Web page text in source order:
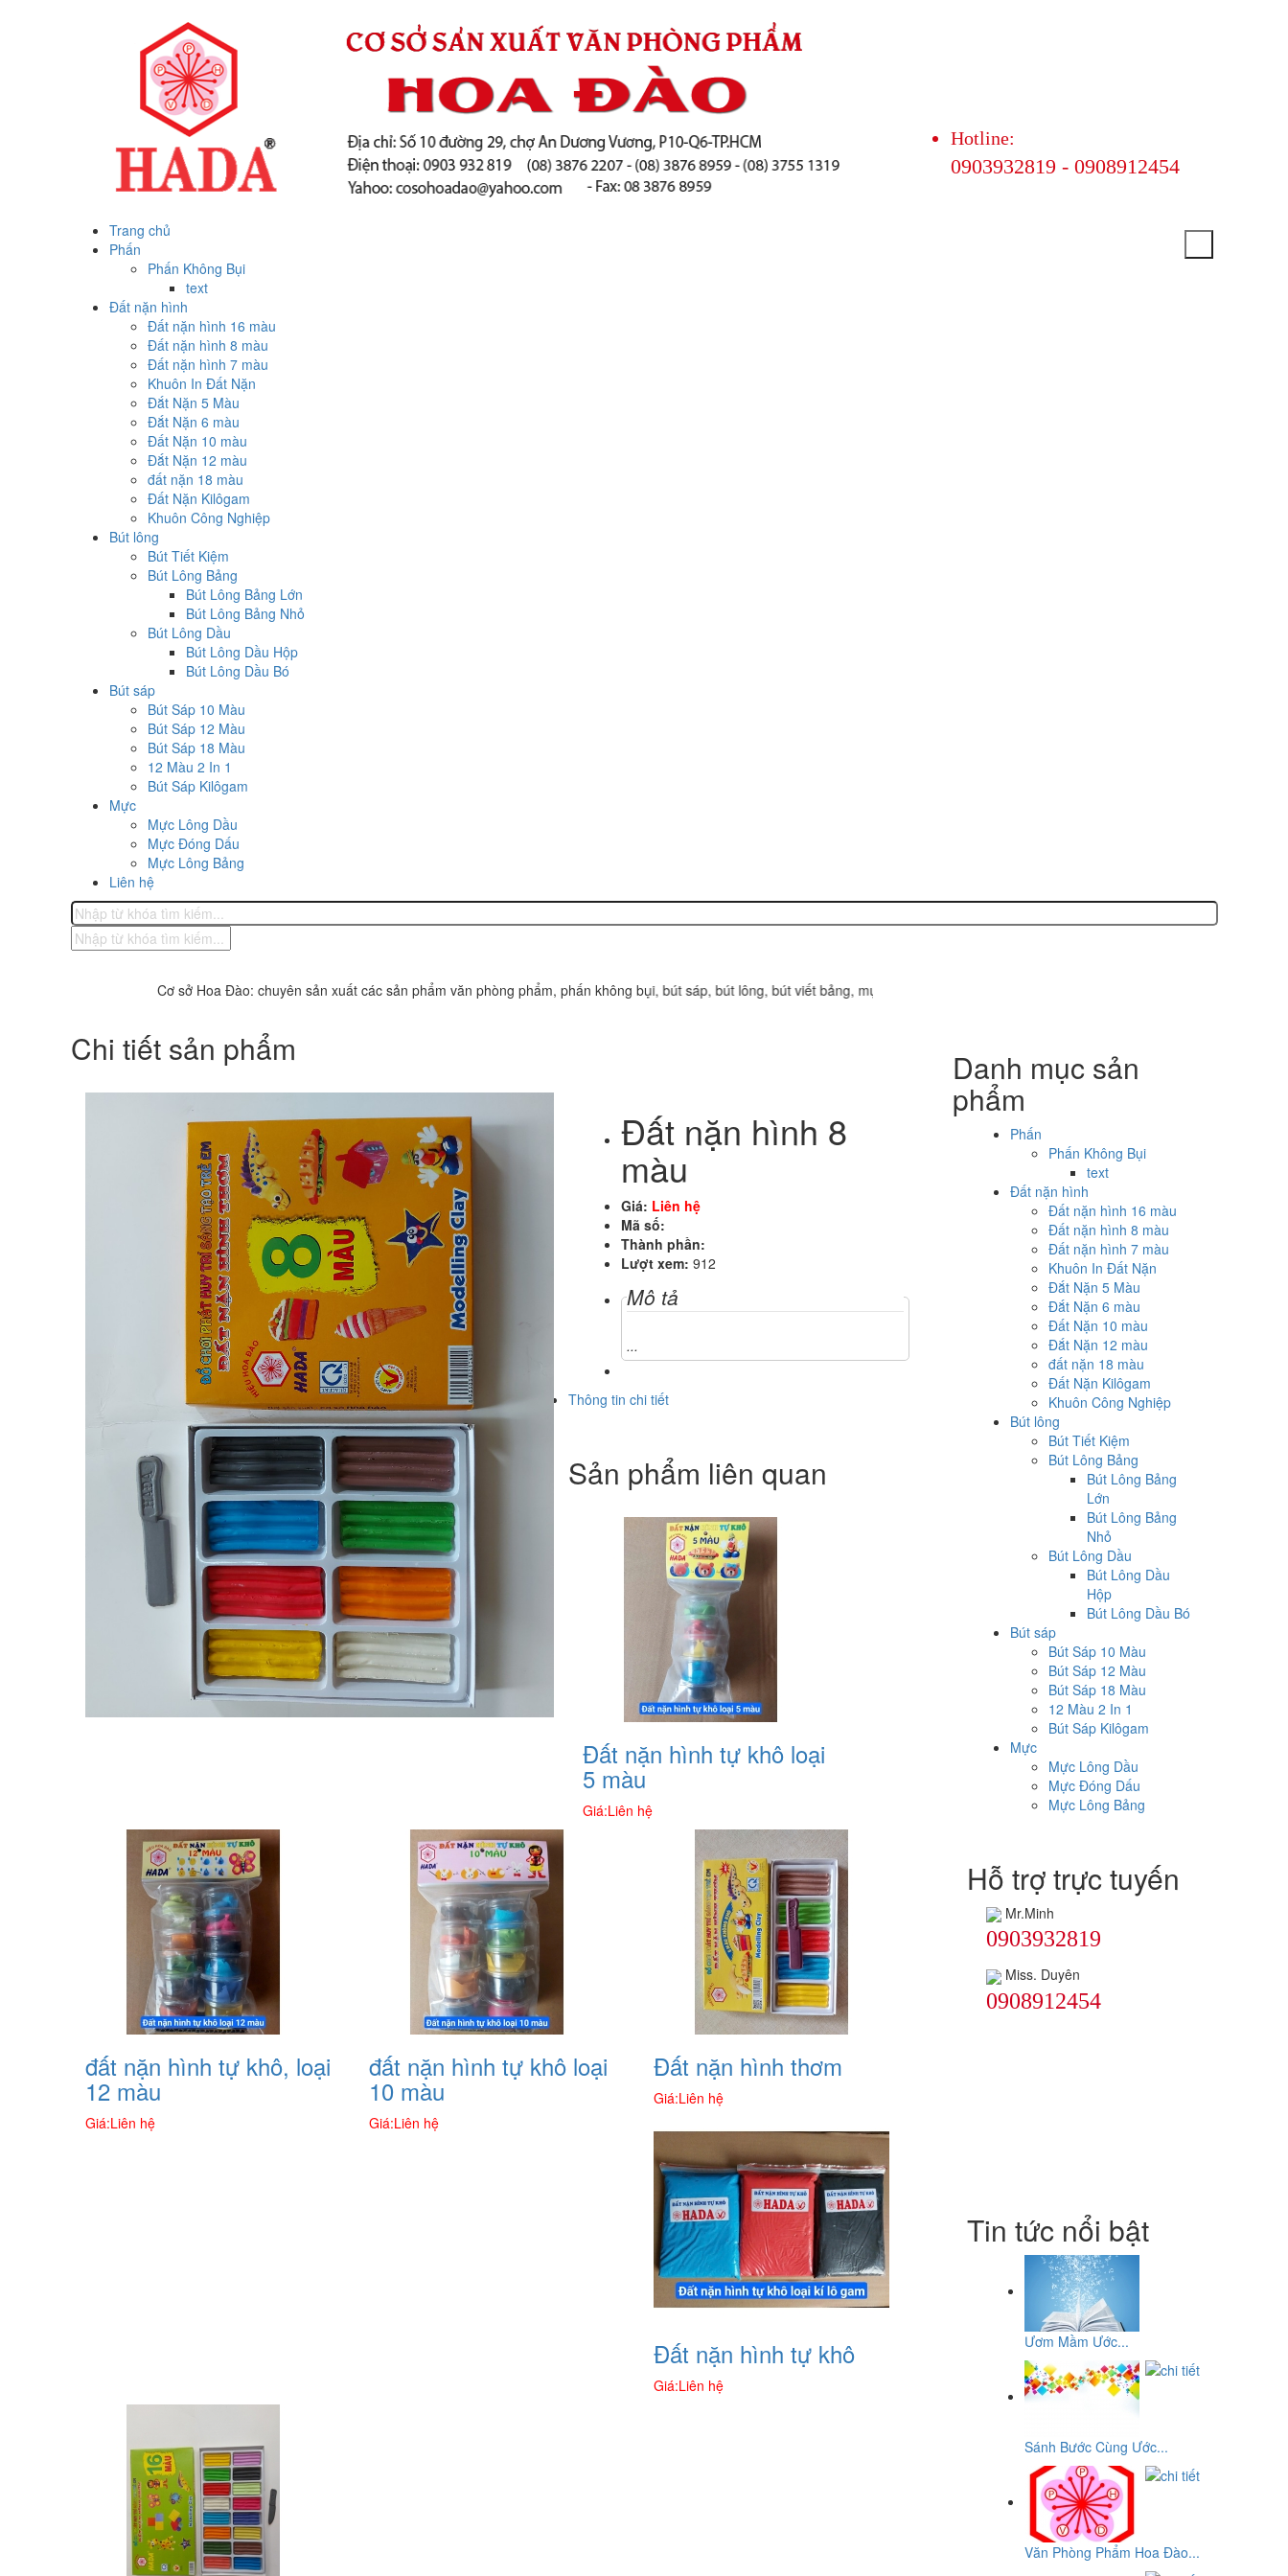
Hotline:
0903932819 - 0908912454
Trang chủ
Phấn
Phấn Không Bụi
text
Đất nặn hình
Đất nặn hình 16 màu
Đất nặn hình 8 màu
Đất nặn hình 7 màu
Khuôn In Đất Nặn
Đắt Nặn 5 Màu
Đắt Nặn 6 màu
Đất Nặn 10 màu
Đắt Nặn 12 màu
đất nặn 18 màu
Đất Nặn Kilôgam
Khuôn Công Nghiệp
Bút lông
Bút Tiết Kiệm
Bút Lông Bảng
Bút Lông Bảng Lớn
Bút Lông Bảng Nhỏ
Bút Lông Dầu
Bút Lông Dầu Hộp
Bút Lông Dầu Bó
Bút sáp
Bút Sáp 10 Màu
Bút Sáp 12 Màu
Bút Sáp 18 Màu
12 Màu 2 In 1
Bút Sáp Kilôgam
Mực
Mực Lông Dầu
Mực Đóng Dấu
Mực Lông Bảng
Liên hệ
Cơ sở Hoa Đào: chuyên sản xuất các sản phẩm văn phòng phẩm, phấn không bụi, bút sáp, bút lông, bút viết bảng, mực in, đất nặn hình...
Chi tiết sản phẩm
Đất nặn hình 8
màu
Giá: Liên hệ
Mã số:
Thành phần:
Lượt xem: 912
Mô tả
...
Thông tin chi tiết
Sản phẩm liên quan
Đất nặn hình tự khô loại
5 màu
Giá:Liên hệ
đất nặn hình tự khô, loại
12 màu
Giá:Liên hệ
đất nặn hình tự khô loại
10 màu
Giá:Liên hệ
Đất nặn hình thơm
Giá:Liên hệ
Đất nặn hình tự khô
Giá:Liên hệ
Danh mục sản
phẩm
Phấn
Phấn Không Bụi
text
Đất nặn hình
Đất nặn hình 16 màu
Đất nặn hình 8 màu
Đất nặn hình 7 màu
Khuôn In Đất Nặn
Đắt Nặn 5 Màu
Đắt Nặn 6 màu
Đất Nặn 10 màu
Đắt Nặn 12 màu
đất nặn 18 màu
Đất Nặn Kilôgam
Khuôn Công Nghiệp
Bút lông
Bút Tiết Kiệm
Bút Lông Bảng
Bút Lông Bảng
Lớn
Bút Lông Bảng
Nhỏ
Bút Lông Dầu
Bút Lông Dầu
Hộp
Bút Lông Dầu Bó
Bút sáp
Bút Sáp 10 Màu
Bút Sáp 12 Màu
Bút Sáp 18 Màu
12 Màu 2 In 1
Bút Sáp Kilôgam
Mực
Mực Lông Dầu
Mực Đóng Dấu
Mực Lông Bảng
Hỗ trợ trực tuyến
Mr.Minh
0903932819
Miss. Duyên
0908912454
Tin tức nổi bật
Ươm Mầm Ước...
Sánh Bước Cùng Ước...
Văn Phòng Phẩm Hoa Đào...